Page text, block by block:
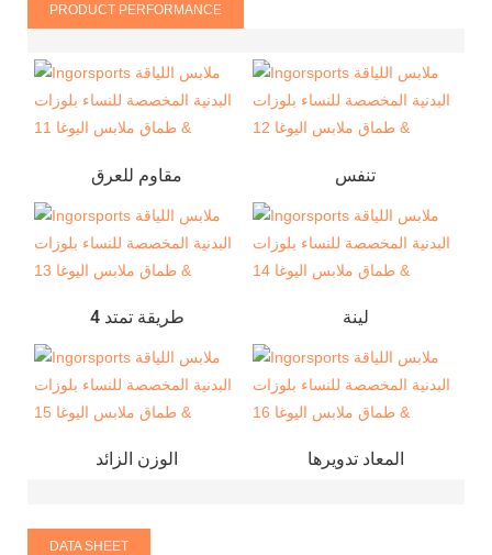
PRODUCT PERFORMANCE
مقاوم للعرق تنفس
4 طريقة تمتد لينة
الوزن الزائد المعاد تدويرها
DATA SHEET